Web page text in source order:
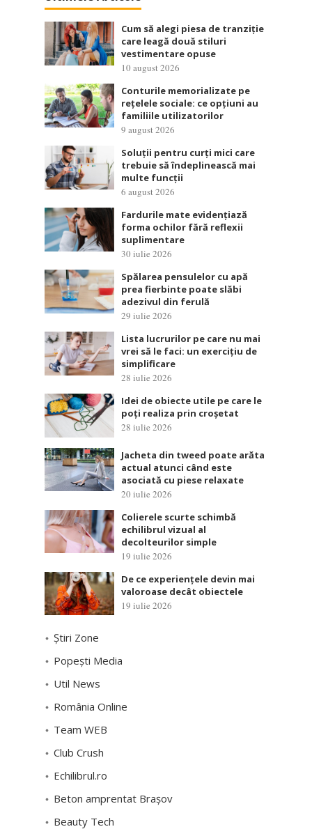
Cum să alegi piesa de tranziție
care leagă două stiluri
vestimentare opuse
10 august 2026
Conturile memorializate pe
rețelele sociale: ce opțiuni au
familiile utilizatorilor
9 august 2026
Soluții pentru curți mici care
trebuie să îndeplinească mai
multe funcții
6 august 2026
Fardurile mate evidențiază
forma ochilor fără reflexii
suplimentare
30 iulie 2026
Spălarea pensulelor cu apă
prea fierbinte poate slăbi
adezivul din ferulă
29 iulie 2026
Lista lucrurilor pe care nu mai
vrei să le faci: un exercițiu de
simplificare
28 iulie 2026
Idei de obiecte utile pe care le
poți realiza prin croșetat
28 iulie 2026
Jacheta din tweed poate arăta
actual atunci când este
asociată cu piese relaxate
20 iulie 2026
Colierele scurte schimbă
echilibrul vizual al
decolteurilor simple
19 iulie 2026
De ce experiențele devin mai
valoroase decât obiectele
19 iulie 2026
Știri Zone
Popești Media
Util News
România Online
Team WEB
Club Crush
Echilibrul.ro
Beton amprentat Brașov
Beauty Tech